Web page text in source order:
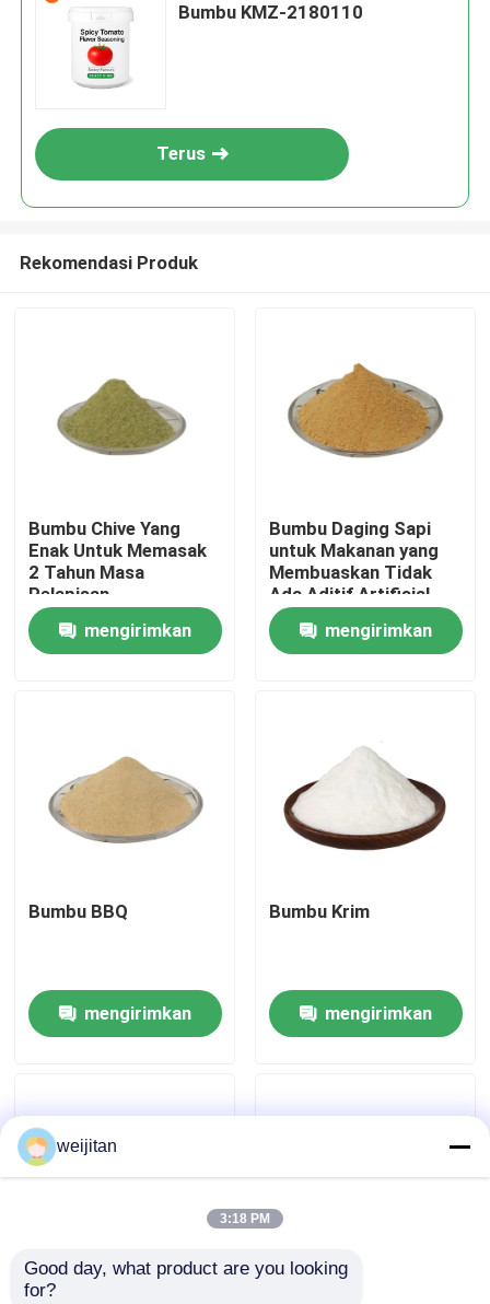
Video
Kontrol kualitas
Permintaan Penawaran
Rasa Minuman
Bumbu KMZ-2180110
Terus
Rekomendasi Produk
Bumbu Chive Yang
Enak Untuk Memasak
2 Tahun Masa
Pelapisan
mengirimkan
Bumbu Daging Sapi
untuk Makanan yang
Membuaskan Tidak
Ada Aditif Artifisial
mengirimkan
Bumbu BBQ
mengirimkan
Bumbu Krim
mengirimkan
Bubuk bumbu daging
weijitan
3:18 PM
Good day, what product are you looking
for?